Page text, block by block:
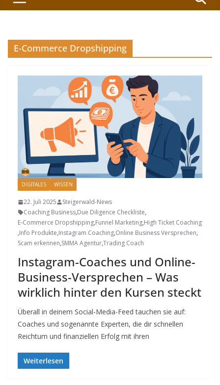
E-Commerce Dropshipping
DIGITALES WISSEN
22. Juli 2025
Steigerwald-News
Coaching Business,Due Diligence Checkliste,
E-Commerce Dropshipping,Funnel Marketing,High Ticket Coaching
,Info Produkte,Instagram Coaching,Online Business Versprechen,
Scam erkennen,SMMA Agentur,Trading Coach
Instagram-Coaches und Online-
Business-Versprechen – Was
wirklich hinter den Kursen steckt
Überall in deinem Social-Media-Feed tauchen sie auf:
Coaches und sogenannte Experten, die dir schnellen
Reichtum und finanziellen Erfolg mit ihren
Weiterlesen